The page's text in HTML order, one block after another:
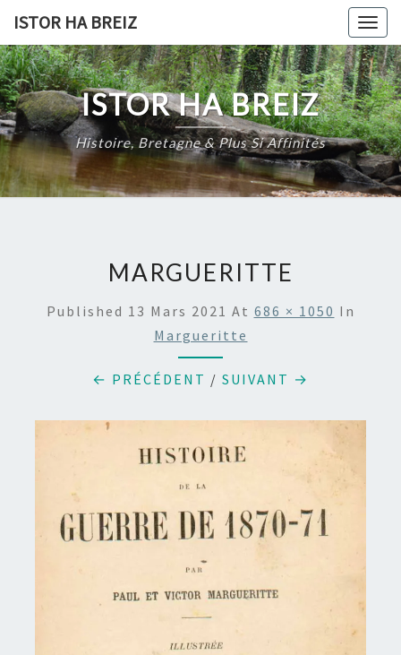
content
ISTOR HA BREIZ
ISTOR HA BREIZ
Histoire, Bretagne & Plus Si Affinités
MARGUERITTE
Published 13 Mars 2021 At 686 × 1050 In
Margueritte
← PRÉCÉDENT / SUIVANT →